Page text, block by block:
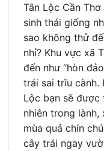
Tân Lộc Cần
sinh thái giống
sao không thử
nhỉ? Khu vực xã
đến như “hòn
trái sai trĩu cành.
Lộc bạn sẽ được
nhiên trong
mùa quả chín
cây trái ngay